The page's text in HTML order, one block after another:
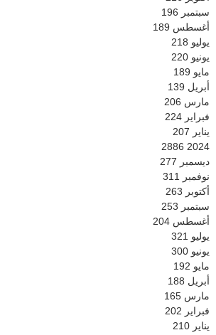
سبتمبر 196
أغسطس 189
يوليو 218
يونيو 220
مايو 189
أبريل 139
مارس 206
فبراير 224
يناير 207
2024
2886
ديسمبر 277
نوفمبر 311
أكتوبر 263
سبتمبر 253
أغسطس 204
يوليو 321
يونيو 300
مايو 192
أبريل 188
مارس 165
فبراير 202
يناير 210